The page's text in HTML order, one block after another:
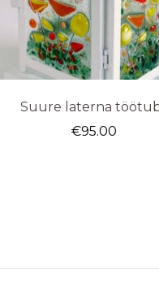
Suure laterna
€95.00